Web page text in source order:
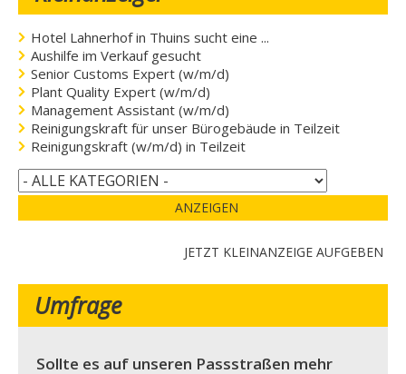
Hotel Lahnerhof in Thuins sucht eine ...
Aushilfe im Verkauf gesucht
Senior Customs Expert (w/m/d)
Plant Quality Expert (w/m/d)
Management Assistant (w/m/d)
Reinigungskraft für unser Bürogebäude in Teilzeit
Reinigungskraft (w/m/d) in Teilzeit
ANZEIGEN
JETZT KLEINANZEIGE AUFGEBEN
Umfrage
Sollte es auf unseren Passstraßen mehr